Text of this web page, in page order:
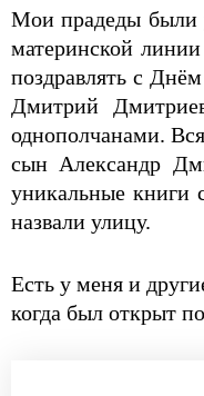
Мои прадеды были
материнской
поздравлять с
Дмитрий
однополчанами.
сын Александр
уникальные книги
назвали улицу.
Есть у меня и
когда был открыт